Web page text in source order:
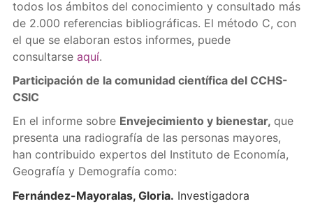
todos los ámbitos del conocimiento y consultado más
de 2.000 referencias bibliográficas. El método C, con
el que se elaboran estos informes, puede
consultarse aquí.
Participación de la comunidad científica del CCHS-
CSIC
En el informe sobre Envejecimiento y bienestar, que
presenta una radiografía de las personas mayores,
han contribuido expertos del Instituto de Economía,
Geografía y Demografía como:
Fernández-Mayoralas, Gloria. Investigadora